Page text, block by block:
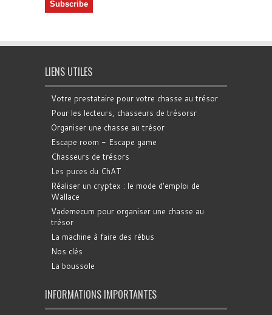
LIENS UTILES
Votre prestataire pour votre chasse au trésor
Pour les lecteurs, chasseurs de trésorsr
Organiser une chasse au trésor
Escape room - Escape game
Chasseurs de trésors
Les puces du ChAT
Réaliser un cryptex : le mode d'emploi de
Wallace
Vademecum pour organiser une chasse au
trésor
La machine à faire des rébus
Nos clés
La boussole
INFORMATIONS IMPORTANTES